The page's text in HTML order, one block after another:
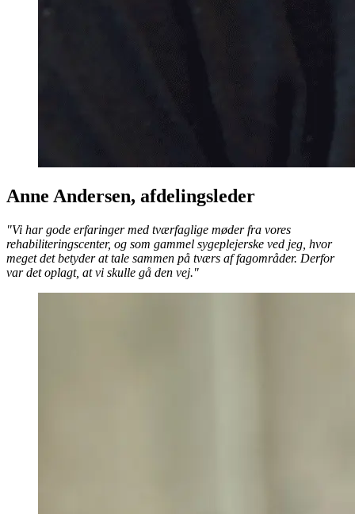
Anne Andersen, afdelingsleder
"Vi har gode erfaringer med tværfaglige møder fra vores
rehabiliteringscenter, og som gammel sygeplejerske ved jeg, hvor
meget det betyder at tale sammen på tværs af fagområder. Derfor
var det oplagt, at vi skulle gå den vej."